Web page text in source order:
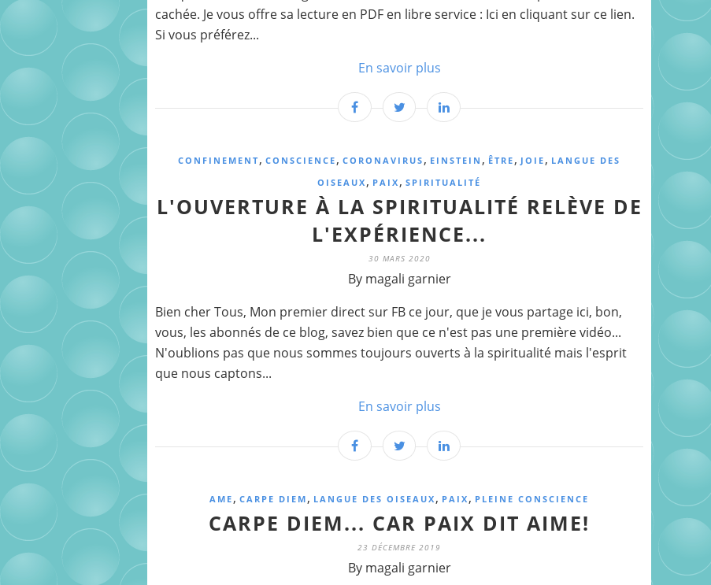
cachée. Je vous offre sa lecture en PDF en libre service : Ici en cliquant sur ce lien.
Si vous préférez...
En savoir plus
CONFINEMENT, CONSCIENCE, CORONAVIRUS, EINSTEIN , ÊTRE,JOIE, LANGUE DES
OISEAUX, PAIX, SPIRITUALITÉ
L'OUVERTURE À LA SPIRITUALITÉ RELÈVE DE
L'EXPÉRIENCE...
30 MARS 2020
By magali garnier
Bien cher Tous, Mon premier direct sur FB ce jour, que je vous partage ici, bon,
vous, les abonnés de ce blog, savez bien que ce n'est pas une première vidéo...
N'oublions pas que nous sommes toujours ouverts à la spiritualité mais l'esprit
que nous captons...
En savoir plus
AME, CARPE DIEM, LANGUE DES OISEAUX, PAIX, PLEINE CONSCIENCE
CARPE DIEM... CAR PAIX DIT AIME!
23 DÉCEMBRE 2019
By magali garnier